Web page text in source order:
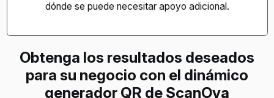
dónde se puede necesitar apoyo adicional.
Obtenga los resultados deseados
para su negocio con el dinámico
generador QR de ScanOva